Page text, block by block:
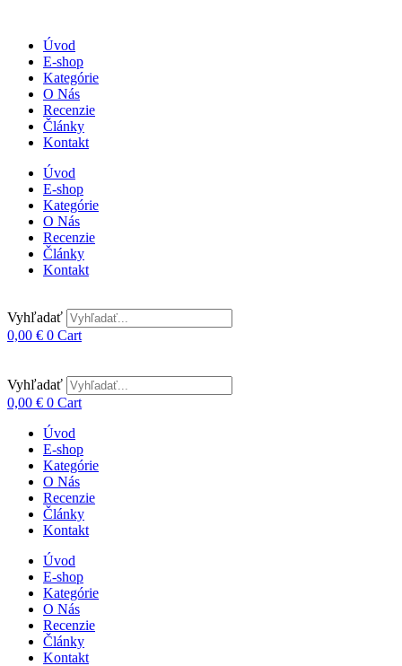
Úvod
E-shop
Kategórie
O Nás
Recenzie
Články
Kontakt
Úvod
E-shop
Kategórie
O Nás
Recenzie
Články
Kontakt
Vyhľadať
0,00 € 0 Cart
Vyhľadať
0,00 € 0 Cart
Úvod
E-shop
Kategórie
O Nás
Recenzie
Články
Kontakt
Úvod
E-shop
Kategórie
O Nás
Recenzie
Články
Kontakt